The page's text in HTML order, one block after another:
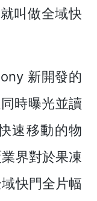
叫做全域快
新開發的
同時曝光並讀
速移動的物
界對於果凍
快門全片幅